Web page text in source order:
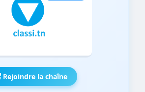
Rejoindre la chaîne